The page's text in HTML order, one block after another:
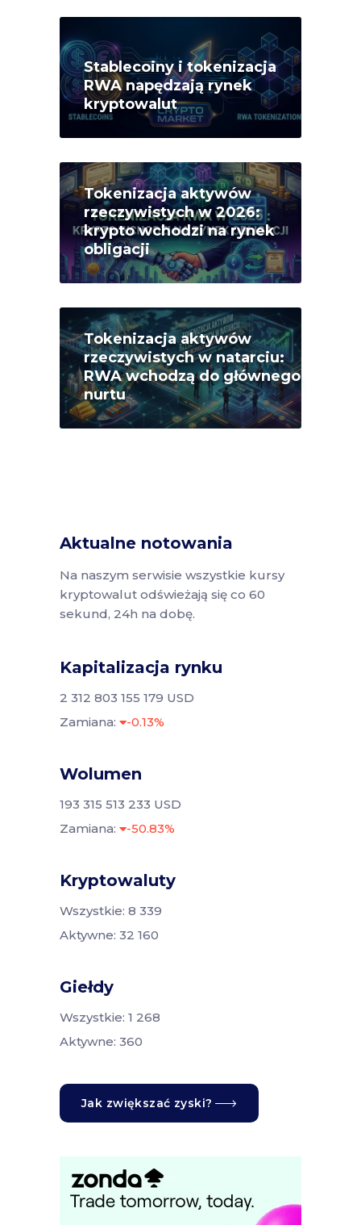
Stablecoiny i tokenizacja
RWA napędzają rynek
kryptowalut
Tokenizacja aktywów
rzeczywistych w 2026:
krypto wchodzi na rynek
obligacji
Tokenizacja aktywów
rzeczywistych w natarciu:
RWA wchodzą do głównego
nurtu
Aktualne notowania
Na naszym serwisie wszystkie kursy
kryptowalut odświeżają się co 60
sekund, 24h na dobę.
Kapitalizacja rynku
2 312 803 155 179 USD
Zamiana:
-0.13%
Wolumen
193 315 513 233 USD
Zamiana:
-50.83%
Kryptowaluty
Wszystkie: 8 339
Aktywne: 32 160
Giełdy
Wszystkie: 1 268
Aktywne: 360
Jak zwiększać zyski?